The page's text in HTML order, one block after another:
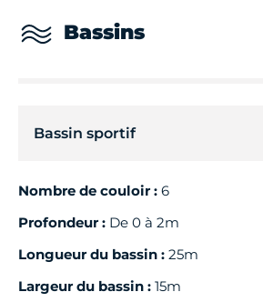
Bassins
Bassin sportif
Nombre de couloir : 6
Profondeur : De 0 à 2m
Longueur du bassin : 25m
Largeur du bassin : 15m